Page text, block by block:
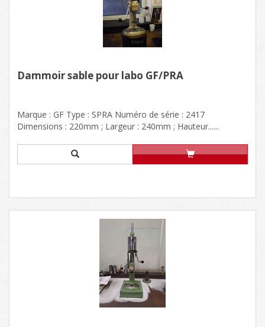
Dammoir sable pour labo GF/PRA
Marque : GF Type : SPRA Numéro de série : 2417
Dimensions : 220mm ; Largeur : 240mm ; Hauteur......